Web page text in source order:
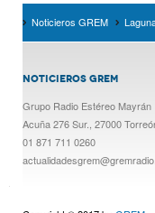
Noticieros GREM
NOTICIEROS GREM
Grupo Radio Estéreo Mayrán
Acuña 276 Sur., 27000
01 871 711 0260